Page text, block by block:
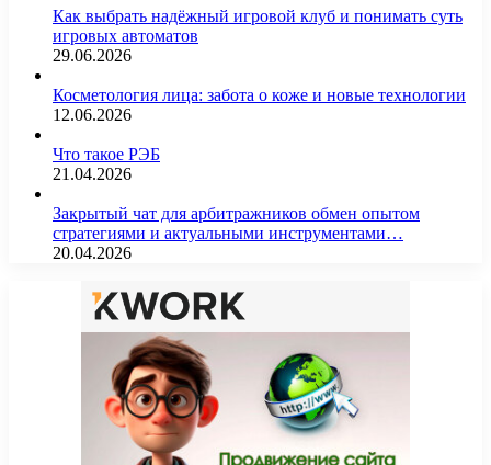
Как выбрать надёжный игровой клуб и понимать суть
игровых автоматов
29.06.2026
Косметология лица: забота о коже и новые технологии
12.06.2026
Что такое РЭБ
21.04.2026
Закрытый чат для арбитражников обмен опытом
стратегиями и актуальными инструментами…
20.04.2026